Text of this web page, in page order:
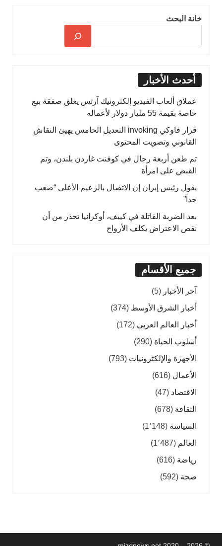
خانة البحث
أحدث الأخبار
عملاق ألعاب الفيديو إلكترونيك آرتس يغلق صفقة بيع
خاصة بقيمة 55 مليار دولار لأعماله
قرار فاوكي invoking التعديل الخامس يهيئ النقاش
القانوني وتصويت المحتوى
تم طعن أربعة رجال في كوفنت غاردن بلندن، وتم
القبض على امرأة
يقول رئيس إيران إن الاتصال بالزعيم الأعلى “صعب
جداً”
بعد الضربة القاتلة في كييف، أوكرانيا تحذر من أن
نقص الاعتراض يكلف الأرواح
جميع الأقسام
آخر الأخبار (5)
أخبار الشرق الأوسط (374)
أخبار العالم العربي (172)
أسلوب الحياة (290)
الأجهزة والإلكترونيات (793)
الأعمال (616)
الاقتصاد (47)
الثقافة (678)
السياسة (1٬148)
العالم (1٬487)
رياضة (616)
صحة (592)